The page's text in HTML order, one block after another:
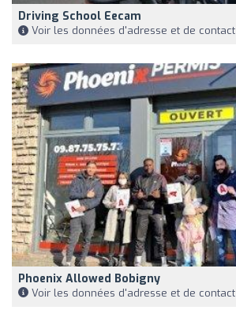
Driving School Eecam
Voir les données d'adresse et de contact
Phoenix Allowed Bobigny
Voir les données d'adresse et de contact